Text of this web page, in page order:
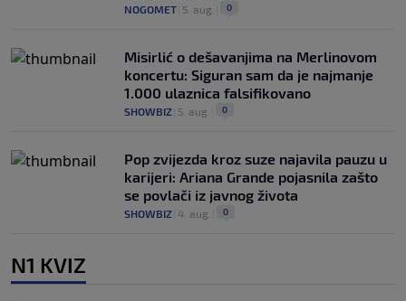
NOGOMET 5. aug. 0
Misirlić o dešavanjima na Merlinovom
koncertu: Siguran sam da je najmanje
1.000 ulaznica falsifikovano
SHOWBIZ 5. aug. 0
Pop zvijezda kroz suze najavila pauzu u
karijeri: Ariana Grande pojasnila zašto
se povlači iz javnog života
SHOWBIZ 4. aug. 0
N1 KVIZ